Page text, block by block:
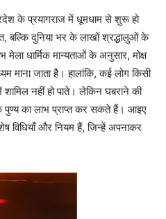
के प्रयागराज में धूमधाम से शुरू हो
बल्कि दुनिया भर के लाखों श्रद्धालुओं के
धार्मिक मान्यताओं के अनुसार, मोक्ष
माना जाता है। हालांकि, कई लोग किसी
नहीं हो पाते। लेकिन घबराने की
पुण्य का लाभ प्राप्त कर सकते हैं। आइए
विधियाँ और नियम हैं, जिन्हें अपनाकर